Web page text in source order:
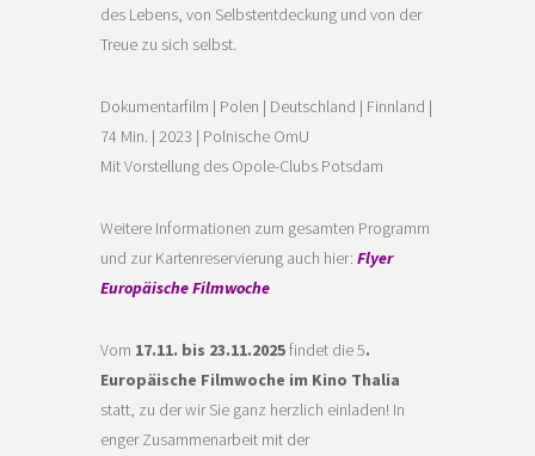
des Lebens, von Selbstentdeckung und von der
Treue zu sich selbst.
Dokumentarfilm | Polen | Deutschland | Finnland |
74 Min. | 2023 | Polnische OmU
Mit Vorstellung des Opole-Clubs Potsdam
Weitere Informationen zum gesamten Programm
und zur Kartenreservierung auch hier: Flyer
Europäische Filmwoche
Vom 17.11. bis 23.11.2025findet die 5.
Europäische Filmwoche im Kino Thalia
statt, zu der wir Sie ganz herzlich einladen! In
enger Zusammenarbeit mit der